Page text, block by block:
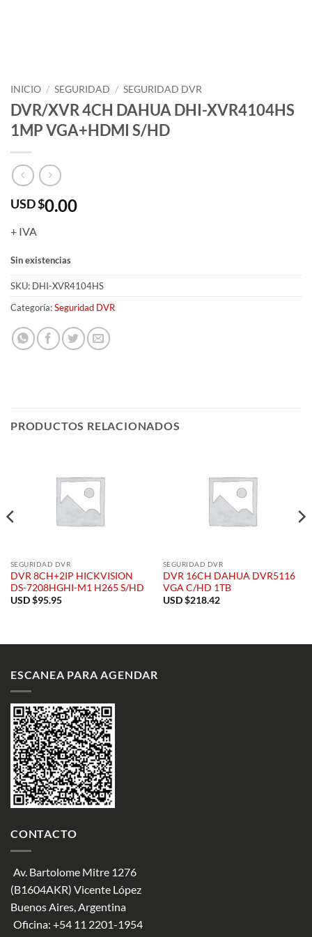
INICIO / SEGURIDAD / SEGURIDAD DVR
DVR/XVR 4CH DAHUA DHI-XVR4104HS
1MP VGA+HDMI S/HD
USD $0.00
+ IVA
Sin existencias
SKU: DHI-XVR4104HS
Categoría:Seguridad DVR
PRODUCTOS RELACIONADOS
SEGURIDAD DVR
DVR 8CH+2IP HICKVISION
DS-7208HGHI-M1 H265 S/HD
USD $95.95
SEGURIDAD DVR
DVR 16CH DAHUA DVR5116
VGA C/HD 1TB
USD $218.42
ESCANEA PARA AGENDAR
CONTACTO
Av. Bartolome Mitre 1276
(B1604AKR) Vicente López
Buenos Aires, Argentina
Oficina: +54 11 2201-1954